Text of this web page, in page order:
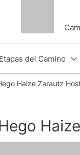
Etapas del Camino
Haize Zarautz